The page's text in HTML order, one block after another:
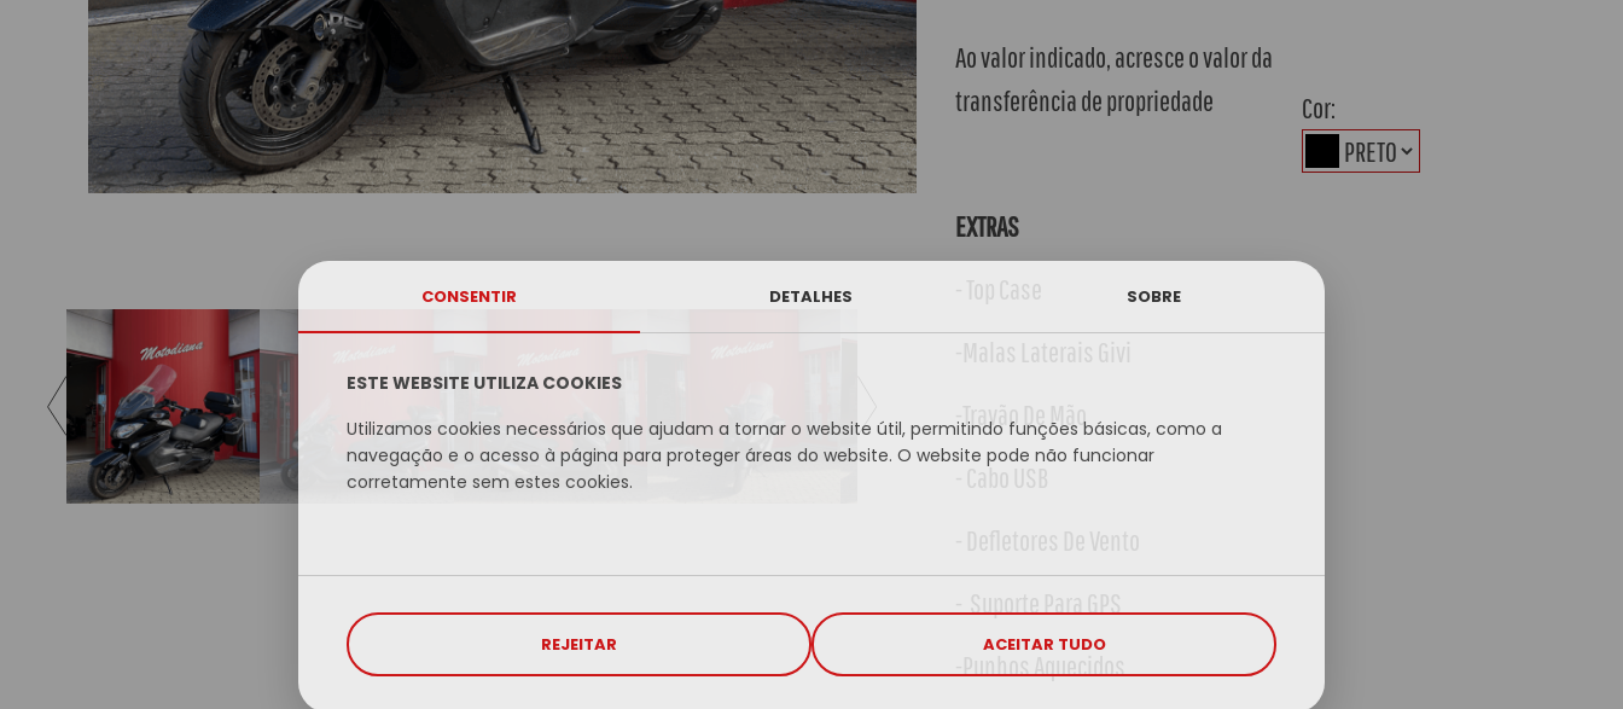
CONSENTIR DETALHES SOBRE
ESTE WEBSITE UTILIZA COOKIES
Utilizamos cookies necessários que ajudam a tornar o website útil, permitindo funções básicas, como a
navegação e o acesso à página para proteger áreas do website. O website pode não funcionar
corretamente sem estes cookies.
REJEITAR ACEITAR TUDO
Ao valor indicado, acresce o valor da
transferência de propriedade
EXTRAS
-Travão De Mão
- Cabo USB
Cor: